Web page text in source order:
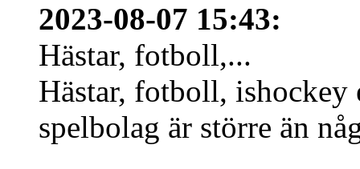
2023-08-07 15:43:
Hästar, fotboll,...
Hästar, fotboll,
spelbolag är större än